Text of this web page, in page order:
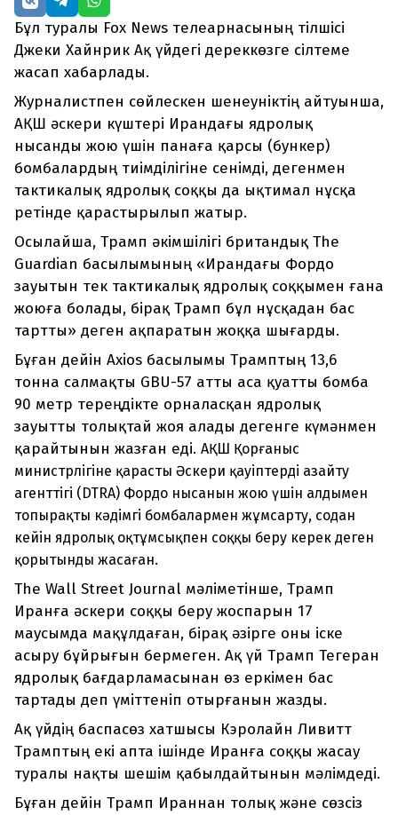
Бұл туралы Fox News телеарнасының тілшісі
Джеки Хайнрик Ақ үйдегі дереккөзге сілтеме
жасап хабарлады.
Журналистпен сөйлескен шенеуніктің айтуынша,
АҚШ әскери күштері Ирандағы ядролық
нысанды жою үшін панаға қарсы (бункер)
бомбалардың тиімділігіне сенімді, дегенмен
тактикалық ядролық соққы да ықтимал нұсқа
ретінде қарастырылып жатыр.
Осылайша, Трамп әкімшілігі британдық The
Guardian басылымының «Ирандағы Фордо
зауытын тек тактикалық ядролық соққымен ғана
жоюға болады, бірақ Трамп бұл нұсқадан бас
тартты» деген ақпаратын жоққа шығарды.
Бұған дейін Axios басылымы Трамптың 13,6
тонна салмақты GBU-57 атты аса қуатты бомба
90 метр тереңдікте орналасқан ядролық
зауытты толықтай жоя алады дегенге күмәнмен
қарайтынын жазған еді. АҚШ Қорғаныс
министрлігіне қарасты Әскери қауіптерді азайту
агенттігі (DTRA) Фордо нысанын жою үшін алдымен
топырақты кәдімгі бомбалармен жұмсарту, содан
кейін ядролық оқтұмсықпен соққы беру керек деген
қорытынды жасаған.
The Wall Street Journal мәліметінше, Трамп
Иранға әскери соққы беру жоспарын 17
маусымда мақұлдаған, бірақ әзірге оны іске
асыру бұйрығын бермеген. Ақ үй Трамп Тегеран
ядролық бағдарламасынан өз еркімен бас
тартады деп үміттеніп отырғанын жазды.
Ақ үйдің баспасөз хатшысы Кэролайн Ливитт
Трамптың екі апта ішінде Иранға соққы жасау
туралы нақты шешім қабылдайтынын мәлімдеді.
Бұған дейін Трамп Ираннан толық және сөзсіз